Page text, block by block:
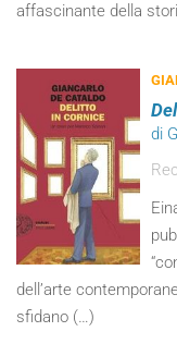
affascinante della
di
dell’arte
sfidano (…)